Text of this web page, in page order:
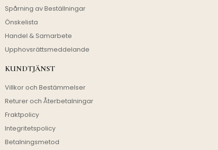
Spårning av Beställningar
Önskelista
Handel & Samarbete
Upphovsrättsmeddelande
KUNDTJÄNST
Villkor och Bestämmelser
Returer och Återbetalningar
Fraktpolicy
Integritetspolicy
Betalningsmetod